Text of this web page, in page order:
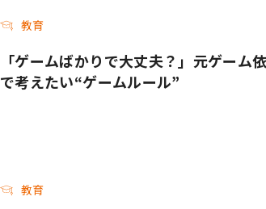
教育
「ゲームばかりで大丈夫？」元ゲーム
で考えたい“ゲームルール”
教育